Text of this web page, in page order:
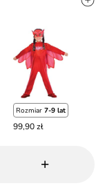
Rozmiar 7-9 lat
99,90 zł
+